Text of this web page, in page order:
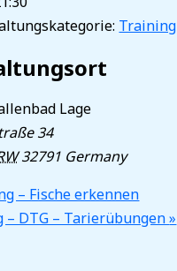
Training
Lage
34
32791 Germany
– Fische erkennen
– DTG – Tarierübungen»